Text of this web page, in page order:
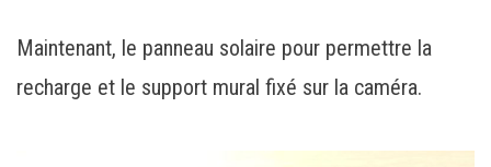
Maintenant, le panneau solaire pour permettre la
recharge et le support mural fixé sur la caméra.